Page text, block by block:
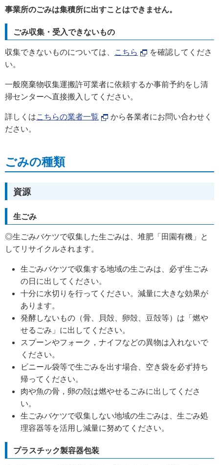
事業所のごみは集積所に出すことはできません。
ごみ収集・受入できないもの
収集できないものについては、 こちら
を確認してくださ
い。
一般廃棄物収集運搬許可業者に依頼するか事前予約をし清
掃センターへ直接搬入してください。
詳しくはこちらの業者一覧
から各業者にお問い合わせく
ださい。
ごみの種類
資源
生ごみ
◎生ごみバケツで収集した生ごみは、堆肥「田園有機」と
してリサイクルされます。
生ごみバケツで収集する地域の生ごみは、必ず生ごみ
の日に出してください。
十分に水切りを行ってください。減量に大きな効果が
あります。
発酵しないもの（骨、貝殻、卵殻、豆殻等）は「燃や
せるごみ」に出してください。
スプーンやフォーク，ナイフなどの異物は入れないで
ください。
ビニール袋等で生ごみを出す場合、空き袋を必ず持ち
帰ってください。
肉や魚の骨，卵の殻は燃やせるごみに出してくださ
い。
生ごみバケツで収集しない地域の生ごみは、生ごみ処
理容器等を活用し減量に努めてください。
プラスチック製容器包装